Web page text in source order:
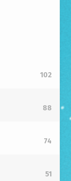
102
88
74
51